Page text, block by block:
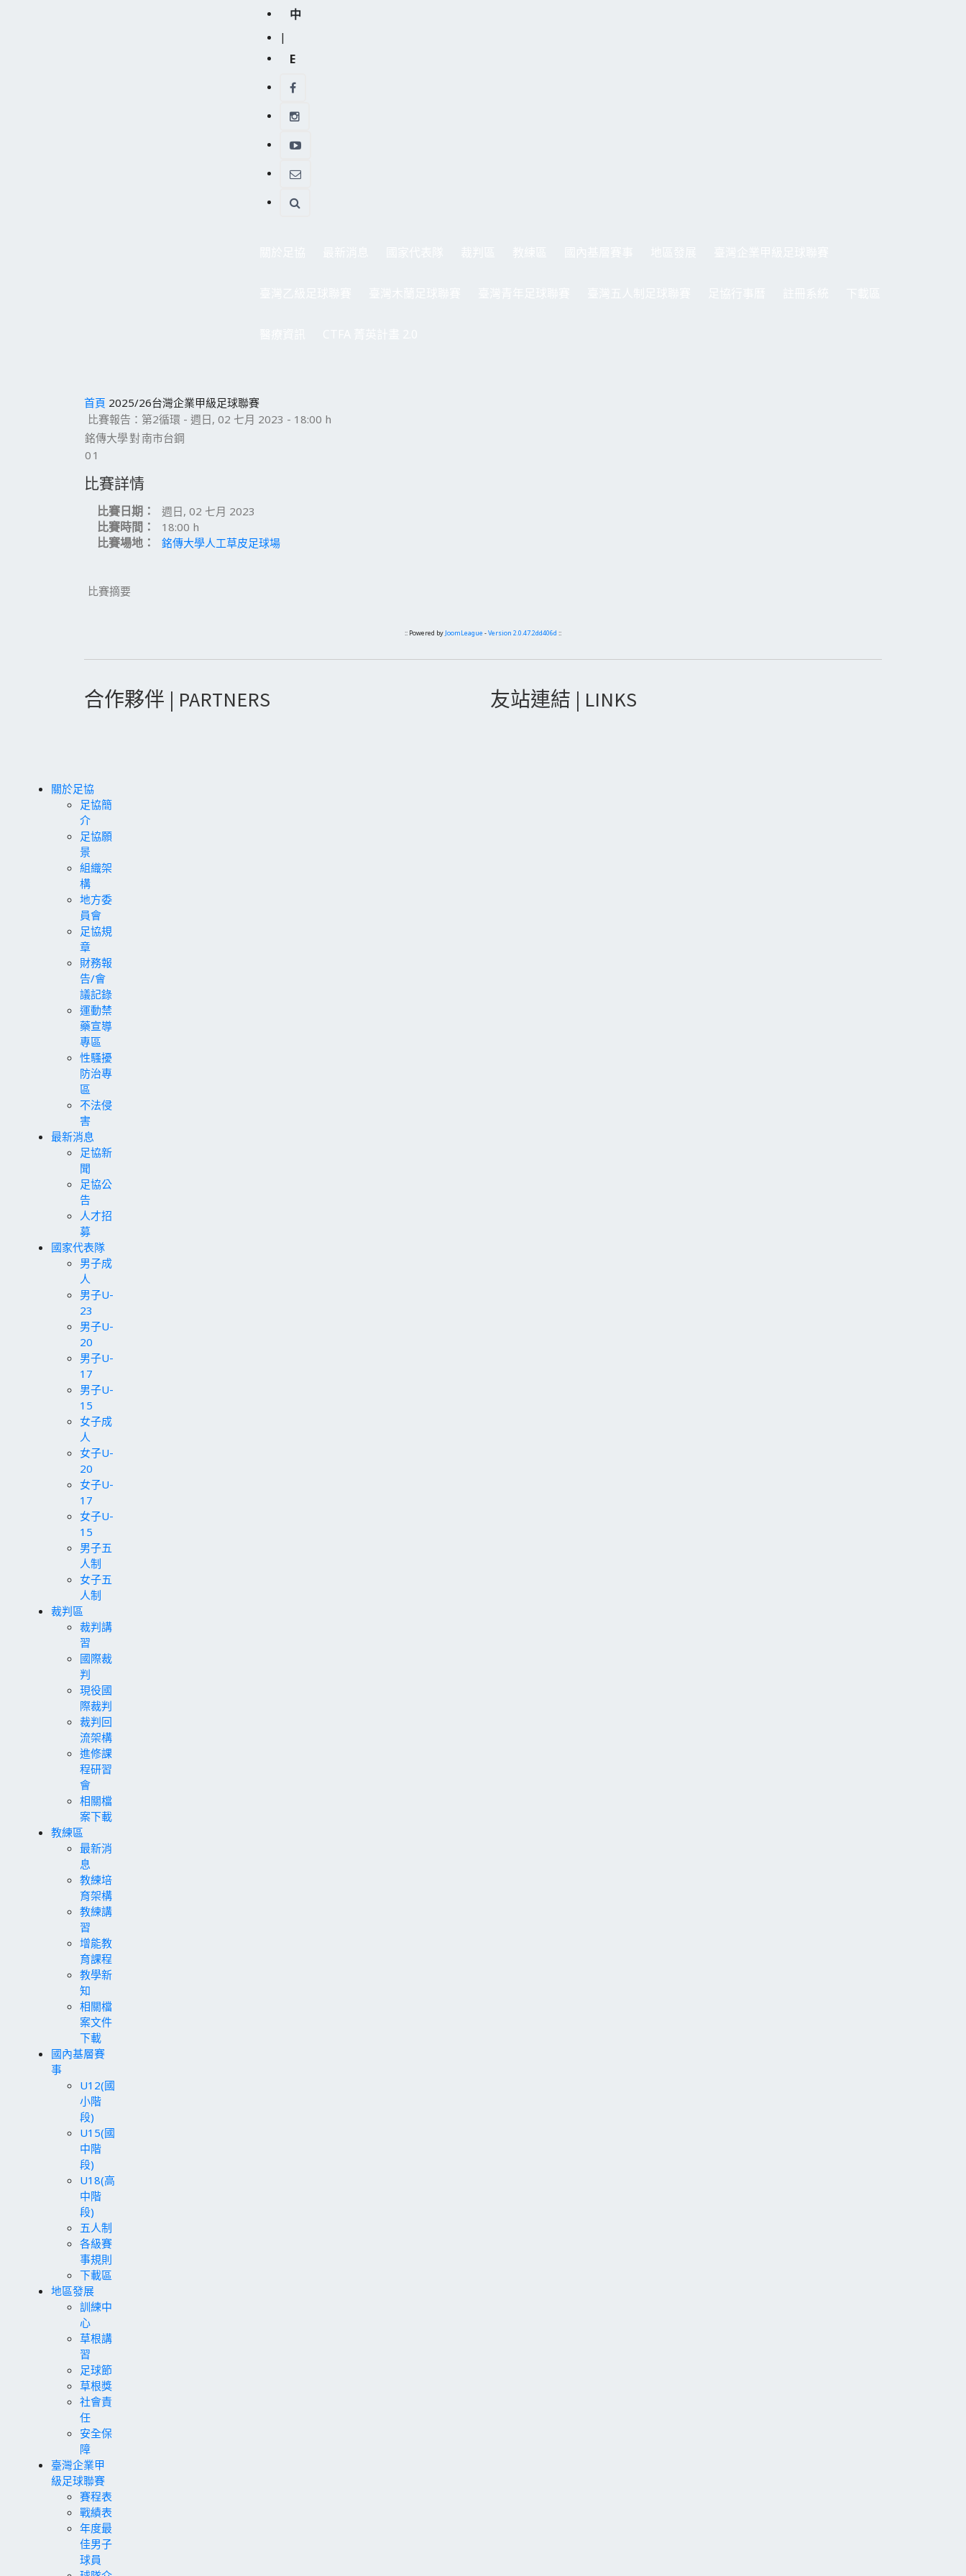
中
|
E
首頁 2025/26台灣企業甲級足球聯賽
比賽報告：第2循環 - 週日, 02 七月 2023 - 18:00 h
銘傳大學對南市台鋼
0 1
比賽詳情
比賽日期： 週日, 02 七月 2023
比賽時間： 18:00 h
比賽場地： 銘傳大學人工草皮足球場
比賽摘要
:: Powered by JoomLeague -Version 2.0.47.2dd406d ::
合作夥伴 | PARTNERS 友站連結 | LINKS
關於足協
足協簡
介
足協願
景
組織架
構
地方委
員會
足協規
章
財務報
告/會
議記錄
運動禁
藥宣導
專區
性騷擾
防治專
區
不法侵
害
最新消息
足協新
聞
足協公
告
人才招
募
國家代表隊
男子成
人
男子U-
23
男子U-
20
男子U-
17
男子U-
15
女子成
人
女子U-
20
女子U-
17
女子U-
15
男子五
人制
女子五
人制
裁判區
裁判講
習
國際裁
判
現役國
際裁判
裁判回
流架構
進修課
程研習
會
相關檔
案下載
教練區
最新消
息
教練培
育架構
教練講
習
增能教
育課程
教學新
知
相關檔
案文件
下載
國內基層賽
事
U12(國
小階
段)
U15(國
中階
段)
U18(高
中階
段)
五人制
各級賽
事規則
下載區
地區發展
訓練中
心
草根講
習
足球節
草根獎
社會責
任
安全保
障
臺灣企業甲
級足球聯賽
賽程表
戰績表
年度最
佳男子
球員